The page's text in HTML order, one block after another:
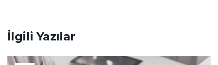
İlgili Yazılar